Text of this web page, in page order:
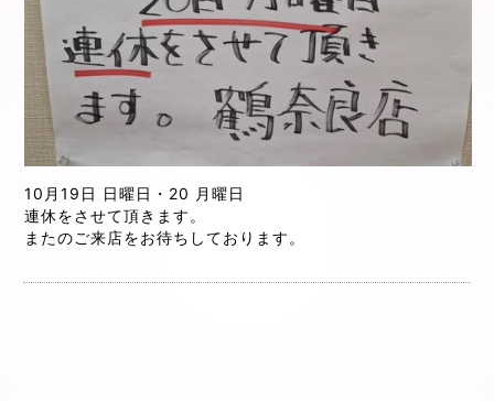
10月19日 日曜日・ 20 月曜日
連休をさせて頂きます。
またのご来店をお待ちしております。